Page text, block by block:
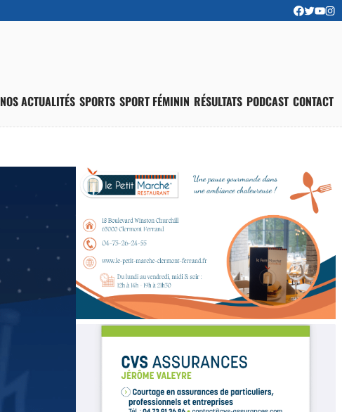
NOS ACTUALITÉS SPORTS SPORT FÉMININ RÉSULTATS PODCAST CONTACT